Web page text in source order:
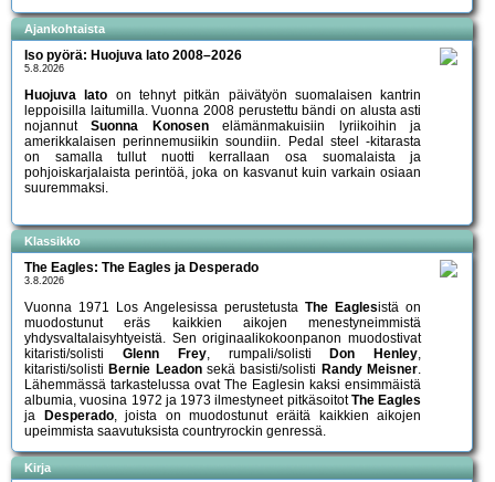
Ajankohtaista
Iso pyörä: Huojuva lato 2008–2026
5.8.2026
Huojuva lato on tehnyt pitkän päivätyön suomalaisen kantrin
leppoisilla laitumilla. Vuonna 2008 perustettu bändi on alusta asti
nojannutSuonna Konosenelämänmakuisiin lyriikoihin ja
amerikkalaisen perinnemusiikin soundiin. Pedal steel -kitarasta
on samalla tullut nuotti kerrallaan osa suomalaista ja
pohjoiskarjalaista perintöä, joka on kasvanut kuin varkain osiaan
suuremmaksi.
Klassikko
The Eagles: The Eagles ja Desperado
3.8.2026
Vuonna 1971 Los Angelesissa perustetustaThe Eaglesistä on
muodostunut eräs kaikkien aikojen menestyneimmistä
yhdysvaltalaisyhtyeistä. Sen originaalikokoonpanon muodostivat
kitaristi/solisti Glenn Frey, rumpali/solistiDon Henley
kitaristi/solistiBernie Leadonsekä basisti/solisti Randy Meisner
Lähemmässä tarkastelussa ovat The Eaglesin kaksi ensimmäistä
albumia, vuosina 1972 ja 1973 ilmestyneet pitkäsoitotThe Eagles
ja Desperado, joista on muodostunut eräitä kaikkien aikojen
upeimmista saavutuksista countryrockin genressä.
Kirja